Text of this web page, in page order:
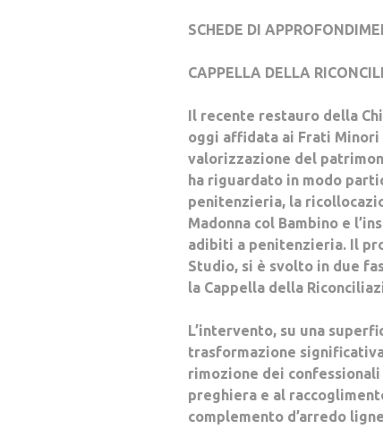
SCHEDE DI
CAPPELLA DELLA
Il recente restauro della
oggi affidata ai Frati Minori
valorizzazione del
ha riguardato in modo
penitenzieria, la
Madonna col Bambino e
adibiti a penitenzieria. Il
Studio, si è svolto in due
la Cappella della
L’intervento, su una
trasformazione
rimozione dei
preghiera e al
complemento d’arredo